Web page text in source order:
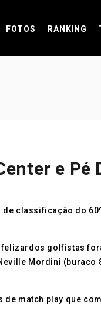
FOTOS RANKING
e Pé
classificação do
felizardos golfistas
Mordini (buraco
match play que